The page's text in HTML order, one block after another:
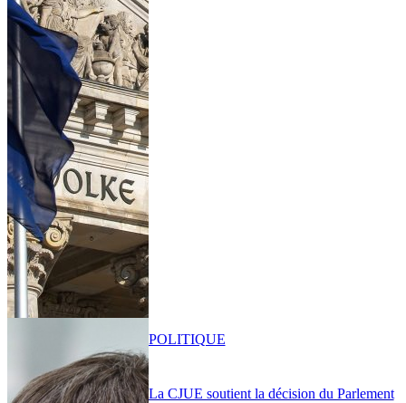
La CJUE soutient la décision du Parlement
POLITIQUE